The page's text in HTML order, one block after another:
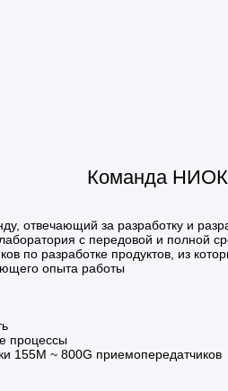
Команда
отвечающий за разработку и
с передовой и
по разработке продуктов, из
опыта работы
процессы
155M ~ 800G приемопередатчиков